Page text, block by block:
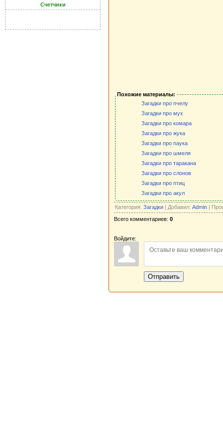
Счетчики
Похожие материалы:
Загадки про пчелу
Загадки про мух
Загадки про комара
Загадки про жука
Загадки про паука
Загадки про шмеля
Загадки про таракана
Загадки про слонов
Загадки про птиц
Загадки про акул
Категория: Загадки | Добавил: Admin |
Всего комментариев: 0
Войдите:
Отправить